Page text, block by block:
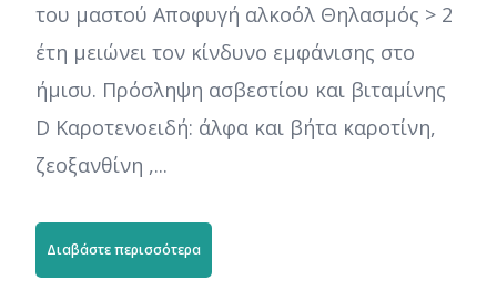
του μαστού Αποφυγή αλκοόλ Θηλασμός > 2
έτη μειώνει τον κίνδυνο εμφάνισης στο
ήμισυ. Πρόσληψη ασβεστίου και βιταμίνης
D Καροτενοειδή: άλφα και βήτα καροτίνη,
ζεοξανθίνη ,...
Διαβάστε περισσότερα